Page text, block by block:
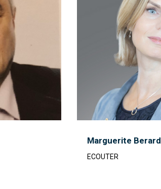
Marguerite Berard
ECOUTER